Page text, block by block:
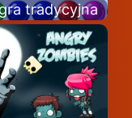
tradycyjna